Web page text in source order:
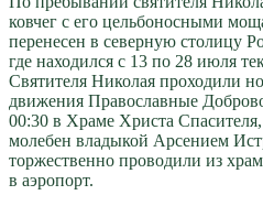
ковчег с его цельбоносными
перенесен в северную столицу
где находился с 13 по 28 июля
Cвятителя Николая проходили
движения Православные
00:30 в Храме Христа
молебен владыкой Арсением
торжественно проводили из
в аэропорт.